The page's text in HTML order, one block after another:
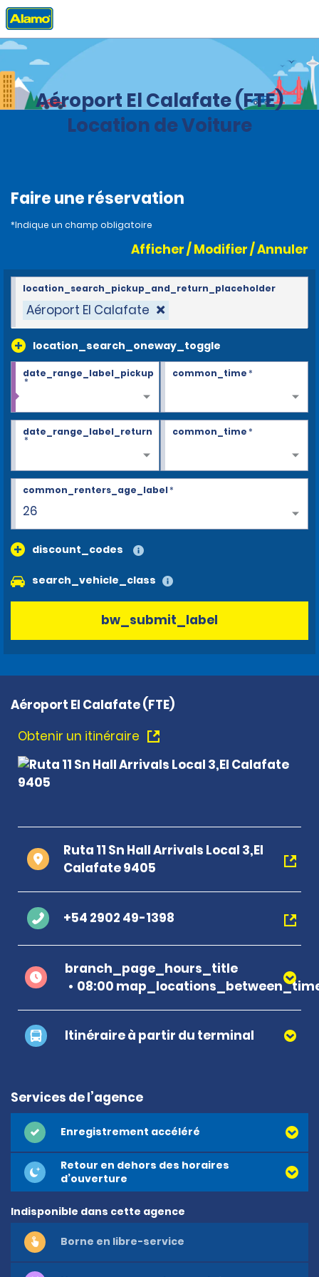
Accueil Agences
Aéroport El Calafate (FTE)
Location de Voiture
Faire une réservation
*Indique un champ obligatoire
Afficher / Modifier / Annuler
Aéroport El Calafate
location_search_oneway_toggle
location_search_pickup_and_return_placeholder
date_range_label_pickup
*
common_time*
date_range_label_return
*
common_time*
26
common_renters_age_label*
discount_codes
search_vehicle_class
bw_submit_label
Aéroport El Calafate (FTE)
Obtenir un itinéraire
Ruta 11 Sn Hall Arrivals Local 3,El
Calafate 9405
+54 2902 49-1398
branch_page_hours_title
08:00
Itinéraire à partir du terminal
Services de l’agence
Enregistrement accéléré
Retour en dehors des horaires
d’ouverture
Indisponible dans cette agence
Borne en libre-service